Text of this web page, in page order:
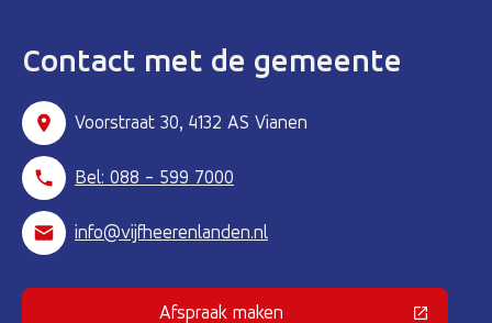
Contact met de gemeente
Voorstraat 30, 4132 AS Vianen
Bel: 088 - 599 7000
info@vijfheerenlanden.nl
Afspraak maken